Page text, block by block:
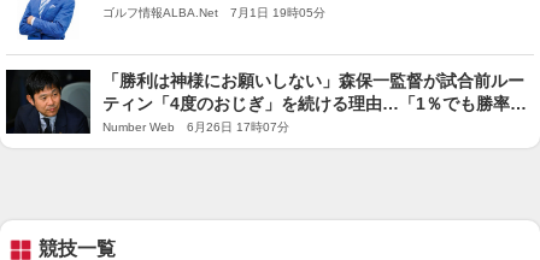
ゴルフ情報ALBA.Net 7月1日 19時05分
「勝利は神様にお願いしない」森保一監督が試合前ルー
ティン「4度のおじぎ」を続ける理由…「1％でも勝率を
上げるために」日々やっていること
Number Web 6月26日 17時07分
競技一覧